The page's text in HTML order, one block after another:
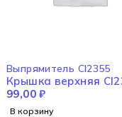
Выпрямитель CI2355
Крышка верхняя
99,00₽
В корзину